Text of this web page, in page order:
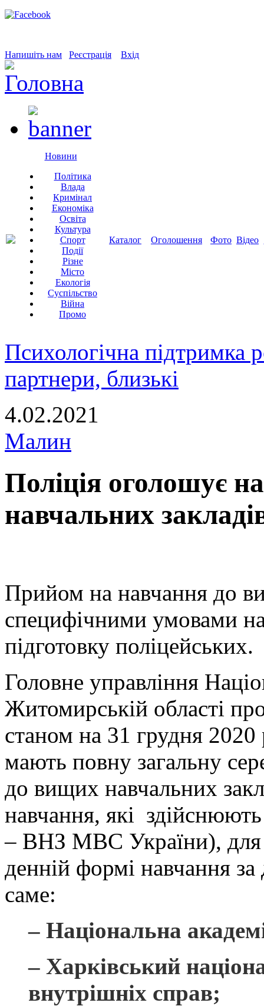
Напишіть нам Реєстрація Вхід
Новини
Політика
Влада
Кримінал
Економіка
Освіта
Культура
Спорт
Події
Різне
Місто
Екологія
Суспільство
Війна
Промо
Каталог Оголошення Фото Відео
Психологічна підтримка
партнери, близькі
4.02.2021
Малин
Поліція оголошує
навчальних
Прийом на навчання до
специфічними умовами
підготовку поліцейських.
Головне управління
Житомирській області
станом на 31 грудня 2020
мають повну загальну
до вищих навчальних
навчання, які здійснюють
– ВНЗ МВС України), для
денній формі навчання
саме:
– Національна
– Харківський
внутрішніх справ;